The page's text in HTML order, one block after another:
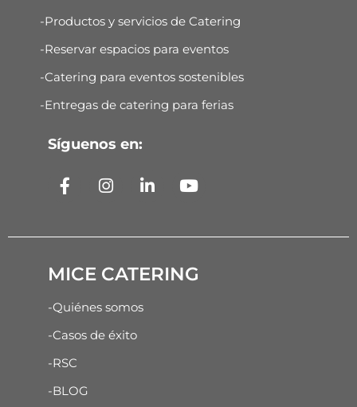
-Productos y servicios de Catering
-Reservar espacios para eventos
-Catering para eventos sostenibles
-Entregas de catering para ferias
Síguenos en:
MICE CATERING
-Quiénes somos
-Casos de éxito
-RSC
-BLOG